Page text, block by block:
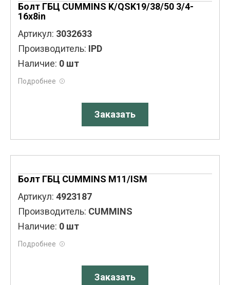
Болт ГБЦ CUMMINS K/QSK19/38/50 3/4-
16x8in
Артикул: 3032633
Производитель: IPD
Наличие: 0 шт
Подробнее
Заказать
Болт ГБЦ CUMMINS M11/ISM
Артикул: 4923187
Производитель: CUMMINS
Наличие: 0 шт
Подробнее
Заказать